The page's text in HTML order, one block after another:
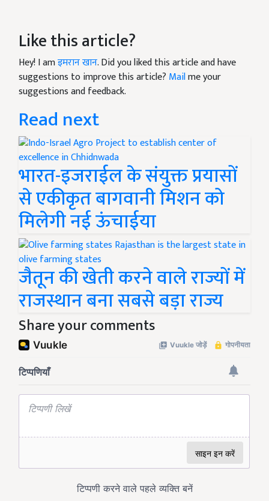
Like this article?
Hey! I amइमरान खान. Did you liked this article and have
suggestions to improve this article? Mailme your
suggestions and feedback.
Read next
भारत-इजराईल के संयुक्त प्रयासों
से एकीकृत बागवानी मिशन को
मिलेगी नई ऊंचाईया
जैतून की खेती करने वाले राज्यों में
राजस्थान बना सबसे बड़ा राज्य
Share your comments